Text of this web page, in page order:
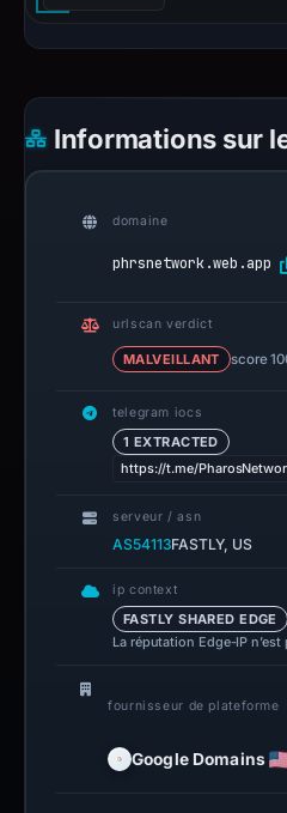
Informations sur
domaine
phrsnetwork.web.app
urlscan verdict
MALVEILLANT score
telegram iocs
1 EXTRACTED
https://t.me/
serveur / asn
AS54113FASTLY, US
ip context
FASTLY SHARED EDGE
La réputation Edge-IP
fournisseur de plateforme
Google Domains